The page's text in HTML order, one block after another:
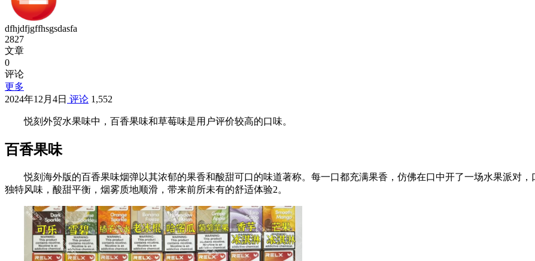
dfhjdfjgffhsgsdasfa
2827
文章
0
评论
更多
2024年12月4日 评论 1,552
悦刻外贸水果味中，百香果味和草莓味是用户评价较高的口味。
百香果味
悦刻海外版的百香果味烟弹以其浓郁的果香和酸甜可口的味道著称。每一口都充满果香，仿佛在口中开了一场水果派对
独特风味，酸甜平衡，烟雾质地顺滑，带来前所未有的舒适体验2。